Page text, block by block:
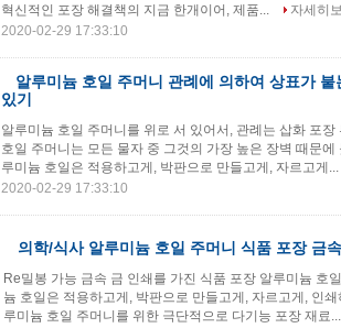
혁신적인 포장 해결책의 지금 한개이어, 제품...
자세히
2020-02-29 17:33:10
알루미늄 호일 주머니 관례에 의하여 상표가 붙
있기
알루미늄 호일 주머니를 위로 서 있어서, 관례는 삽화 포
호일 주머니는 모든 물자 중 그것의 가장 높은 장벽 때문
루미늄 호일은 적용하고게, 박판으로 만들고게, 자르고게...
2020-02-29 17:33:10
의학/식사 알루미늄 호일 주머니 식품 포장 금
Re밀봉 가능 금속 금 인쇄를 가진 식품 포장 알루미늄 호
늄 호일은 적용하고게, 박판으로 만들고게, 자르고게, 인
루미늄 호일 주머니를 위한 극단적으로 다기능 포장 재료...